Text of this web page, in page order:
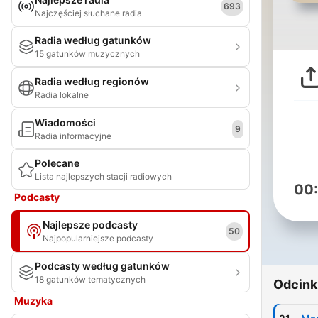
Najczęściej słuchane radia
693
Radia według gatunków
15 gatunków muzycznych
Radia według regionów
Radia lokalne
Wiadomości
Radia informacyjne
9
Polecane
Lista najlepszych stacji radiowych
Podcasty
Najlepsze podcasty
Najpopularniejsze podcasty
50
Podcasty według gatunków
18 gatunków tematycznych
Muzyka